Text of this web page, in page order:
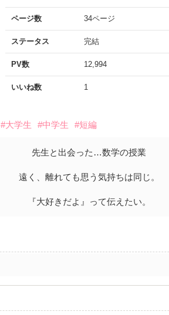
ページ数 34ページ
ステータス 完結
PV数 12,994
いいね数 1
#大学生 #中学生 #短編
先生と出会った…数学の授業
遠く、離れても思う気持ちは同じ。
『大好きだよ』って伝えたい。